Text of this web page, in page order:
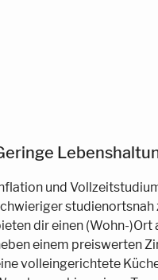
und
studienortsnah
dir einen (Wohn-)Ort
einem preiswerten
volleingerichtete